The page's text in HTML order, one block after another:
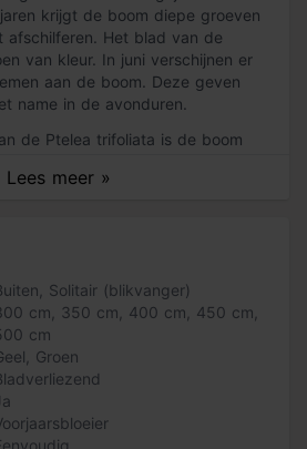
krijgt de boom diepe groeven
afschilferen. Het blad van de
van kleur. In juni verschijnen er
aan de boom. Deze geven
name in de avonduren.
Lees meer »
de Ptelea trifoliata is de boom
de bladeren naar geel.
verdrogen ze en blijven
trifoliata
windbestendig en gemakkelijk
de boom alleen te snoeien om
Snoeien kun je het beste aan het
In principe groeit de Ptelea
Solitair (blikvanger)
cm 350 cm 400 cm 450 cm
cm
Groen